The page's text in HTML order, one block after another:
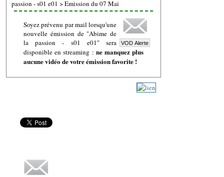
passion - s01 e01 >Emission du 07 Mai
Soyez prévenu par mail lorsqu'une
nouvelle émission de "Abime de
la passion - s01 e01" sera
disponible en streaming : ne manquez plus
aucune vidéo de votre émission favorite !